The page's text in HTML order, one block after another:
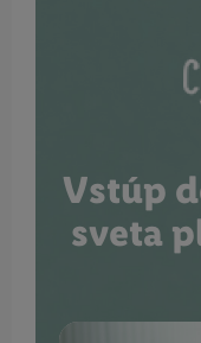
Vstúp
sveta